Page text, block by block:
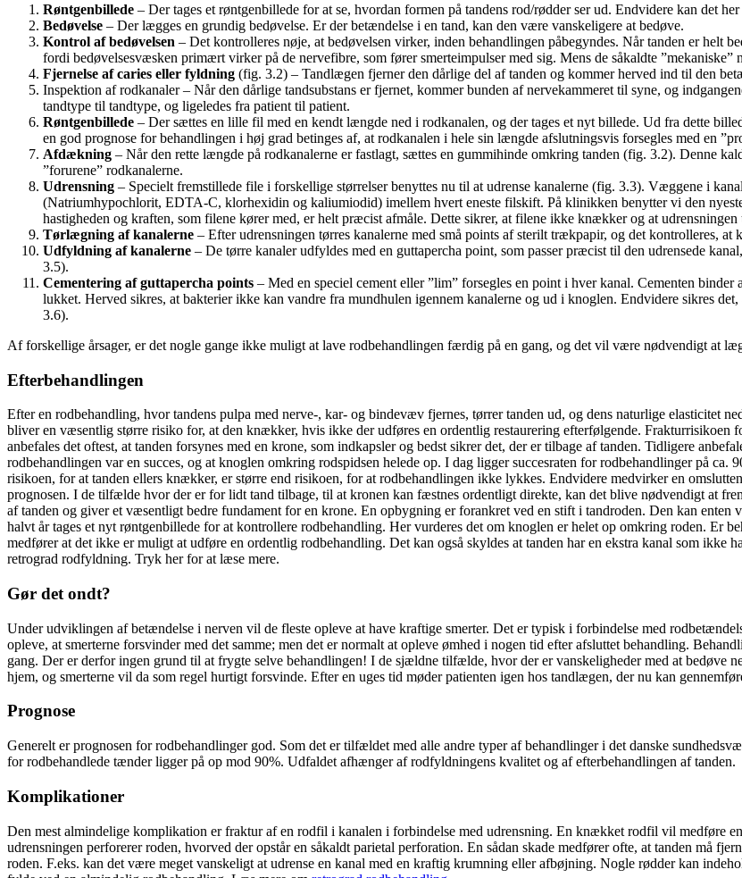
Røntgenbillede – Der tages et røntgenbillede for at se, hvordan formen på tandens rod/rødder ser ud. Endvidere kan det
Bedøvelse – Der lægges en grundig bedøvelse. Er der betændelse i en tand, kan den være vanskeligere at bedøve.
Kontrol af bedøvelsen – Det kontrolleres nøje, at bedøvelsen virker, inden behandlingen påbegyndes. Når tanden er helt
fordi bedøvelsesvæsken primært virker på de nervefibre, som fører smerteimpulser med sig. Mens de såkaldte ”mekaniske”
Fjernelse af caries eller fyldning (fig. 3.2) – Tandlægen fjerner den dårlige del af tanden og kommer herved ind til den
Inspektion af rodkanaler – Når den dårlige tandsubstans er fjernet, kommer bunden af nervekammeret til syne, og
tandtype til tandtype, og ligeledes fra patient til patient.
Røntgenbillede – Der sættes en lille fil med en kendt længde ned i rodkanalen, og der tages et nyt billede. Ud fra dette
en god prognose for behandlingen i høj grad betinges af, at rodkanalen i hele sin længde afslutningsvis forsegles med en
Afdækning – Når den rette længde på rodkanalerne er fastlagt, sættes en gummihinde omkring tanden (fig. 3.2). Denne
”forurene” rodkanalerne.
Udrensning – Specielt fremstillede file i forskellige størrelser benyttes nu til at udrense kanalerne (fig. 3.3). Væggene i
(Natriumhypochlorit, EDTA-C, klorhexidin og kaliumiodid) imellem hvert eneste filskift. På klinikken benytter vi den
hastigheden og kraften, som filene kører med, er helt præcist afmåle. Dette sikrer, at filene ikke knækker og at udrensningen
Tørlægning af kanalerne – Efter udrensningen tørres kanalerne med små points af sterilt trækpapir, og det kontrolleres,
Udfyldning af kanalerne – De tørre kanaler udfyldes med en guttapercha point, som passer præcist til den udrensede
3.5).
Cementering af guttapercha points – Med en speciel cement eller ”lim” forsegles en point i hver kanal. Cementen
lukket. Herved sikres, at bakterier ikke kan vandre fra mundhulen igennem kanalerne og ud i knoglen. Endvidere sikres
3.6).
Af forskellige årsager, er det nogle gange ikke muligt at lave rodbehandlingen færdig på en gang, og det vil være nødvendigt at
Efterbehandlingen
Efter en rodbehandling, hvor tandens pulpa med nerve-, kar- og bindevæv fjernes, tørrer tanden ud, og dens naturlige elasticitet
bliver en væsentlig større risiko for, at den knækker, hvis ikke der udføres en ordentlig restaurering efterfølgende. Frakturrisikoen
anbefales det oftest, at tanden forsynes med en krone, som indkapsler og bedst sikrer det, der er tilbage af tanden. Tidligere
rodbehandlingen var en succes, og at knoglen omkring rodspidsen helede op. I dag ligger succesraten for rodbehandlinger på ca.
risikoen, for at tanden ellers knækker, er større end risikoen, for at rodbehandlingen ikke lykkes. Endvidere medvirker en
prognosen. I de tilfælde hvor der er for lidt tand tilbage, til at kronen kan fæstnes ordentligt direkte, kan det blive nødvendigt at
af tanden og giver et væsentligt bedre fundament for en krone. En opbygning er forankret ved en stift i tandroden. Den kan
halvt år tages et nyt røntgenbillede for at kontrollere rodbehandling. Her vurderes det om knoglen er helet op omkring roden. Er
medfører at det ikke er muligt at udføre en ordentlig rodbehandling. Det kan også skyldes at tanden har en ekstra kanal som
retrograd rodfyldning. Tryk her for at læse mere.
Gør det ondt?
Under udviklingen af betændelse i nerven vil de fleste opleve at have kraftige smerter. Det er typisk i forbindelse med
opleve, at smerterne forsvinder med det samme; men det er normalt at opleve ømhed i nogen tid efter afsluttet behandling.
gang. Der er derfor ingen grund til at frygte selve behandlingen! I de sjældne tilfælde, hvor der er vanskeligheder med at bedøve
hjem, og smerterne vil da som regel hurtigt forsvinde. Efter en uges tid møder patienten igen hos tandlægen, der nu kan
Prognose
Generelt er prognosen for rodbehandlinger god. Som det er tilfældet med alle andre typer af behandlinger i det danske
for rodbehandlede tænder ligger på op mod 90%. Udfaldet afhænger af rodfyldningens kvalitet og af efterbehandlingen af tanden.
Komplikationer
Den mest almindelige komplikation er fraktur af en rodfil i kanalen i forbindelse med udrensning. En knækket rodfil vil medføre
udrensningen perforerer roden, hvorved der opstår en såkaldt parietal perforation. En sådan skade medfører ofte, at tanden må
roden. F.eks. kan det være meget vanskeligt at udrense en kanal med en kraftig krumning eller afbøjning. Nogle rødder kan